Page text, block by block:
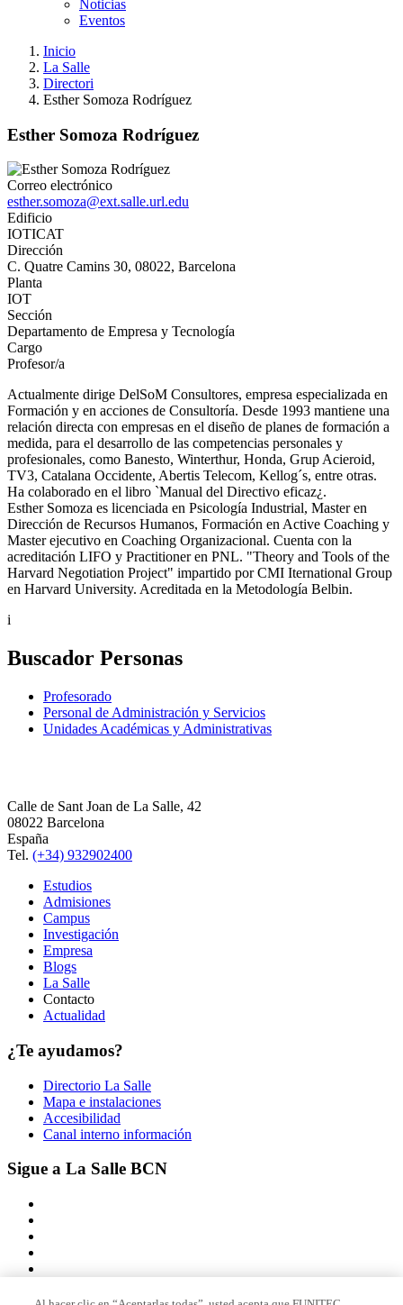
Noticias
Eventos
Inicio
La Salle
Directori
Esther Somoza Rodríguez
Esther Somoza Rodríguez
Correo electrónico
esther.somoza@ext.salle.url.edu
Edificio
IOTICAT
Dirección
C. Quatre Camins 30, 08022, Barcelona
Planta
IOT
Sección
Departamento de Empresa y Tecnología
Cargo
Profesor/a
Actualmente dirige DelSoM Consultores, empresa especializada en
Formación y en acciones de Consultoría. Desde 1993 mantiene una
relación directa con empresas en el diseño de planes de formación a
medida, para el desarrollo de las competencias personales y
profesionales, como Banesto, Winterthur, Honda, Grup Acieroid,
TV3, Catalana Occidente, Abertis Telecom, Kellog´s, entre otras.
Ha colaborado en el libro `Manual del Directivo eficaz¿.
Esther Somoza es licenciada en Psicología Industrial, Master en
Dirección de Recursos Humanos, Formación en Active Coaching y
Master ejecutivo en Coaching Organizacional. Cuenta con la
acreditación LIFO y Practitioner en PNL. "Theory and Tools of the
Harvard Negotiation Project" impartido por CMI Iternational Group
en Harvard University. Acreditada en la Metodología Belbin.
i
Buscador Personas
Profesorado
Personal de Administración y Servicios
Unidades Académicas y Administrativas
Calle de Sant Joan de La Salle, 42
08022 Barcelona
España
Tel. (+34) 932902400
Estudios
Admisiones
Campus
Investigación
Empresa
Blogs
La Salle
Contacto
Actualidad
¿Te ayudamos?
Directorio La Salle
Mapa e instalaciones
Accesibilidad
Canal interno información
Sigue a La Salle BCN